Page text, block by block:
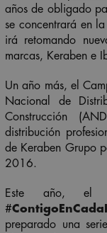
años de obligado
se concentrará en
irá retomando
marcas, Keraben e
Un año más, el
Nacional de
Construcción
distribución
de Keraben Grupo
2016.
Este año, el
#
preparado una